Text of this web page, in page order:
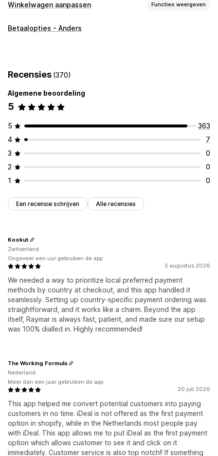
Winkelwagen aanpassen Functies weergeven
Weergave van winkelwagen
Extra kosten
Checkout-aanpassing
Betaalmethoderegels
Betaalopties - Anders
Recensies (370)
Algemene beoordeling
5
5
363
4
7
3
0
2
0
1
0
Een recensie schrijven Alle recensies
3 augustus 2026
We needed a way to prioritize local preferred payment
methods by country at checkout, and this app handled it
seamlessly. Setting up country-specific payment ordering was
straightforward, and it works like a charm. Beyond the app
itself, Raymar is always fast, patient, and made sure our setup
was 100% dialled in. Highly recommended!
Kookut
Zwitserland
Ongeveer een uur gebruiken de app
20 juli 2026
This app helped me convert potential customers into paying
customers in no time. iDeal is not offered as the first payment
option in shopify, while in the Netherlands most people pay
with iDeal. This app allows me to put iDeal as the first payment
option which allows customer to see it and click on it
immediately. Customer service is also top notch!! If something
The Working Formula
Nederland
Meer dan een jaar gebruiken de app